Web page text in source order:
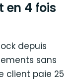
en 4 fois
depuis
sans
client paie 25